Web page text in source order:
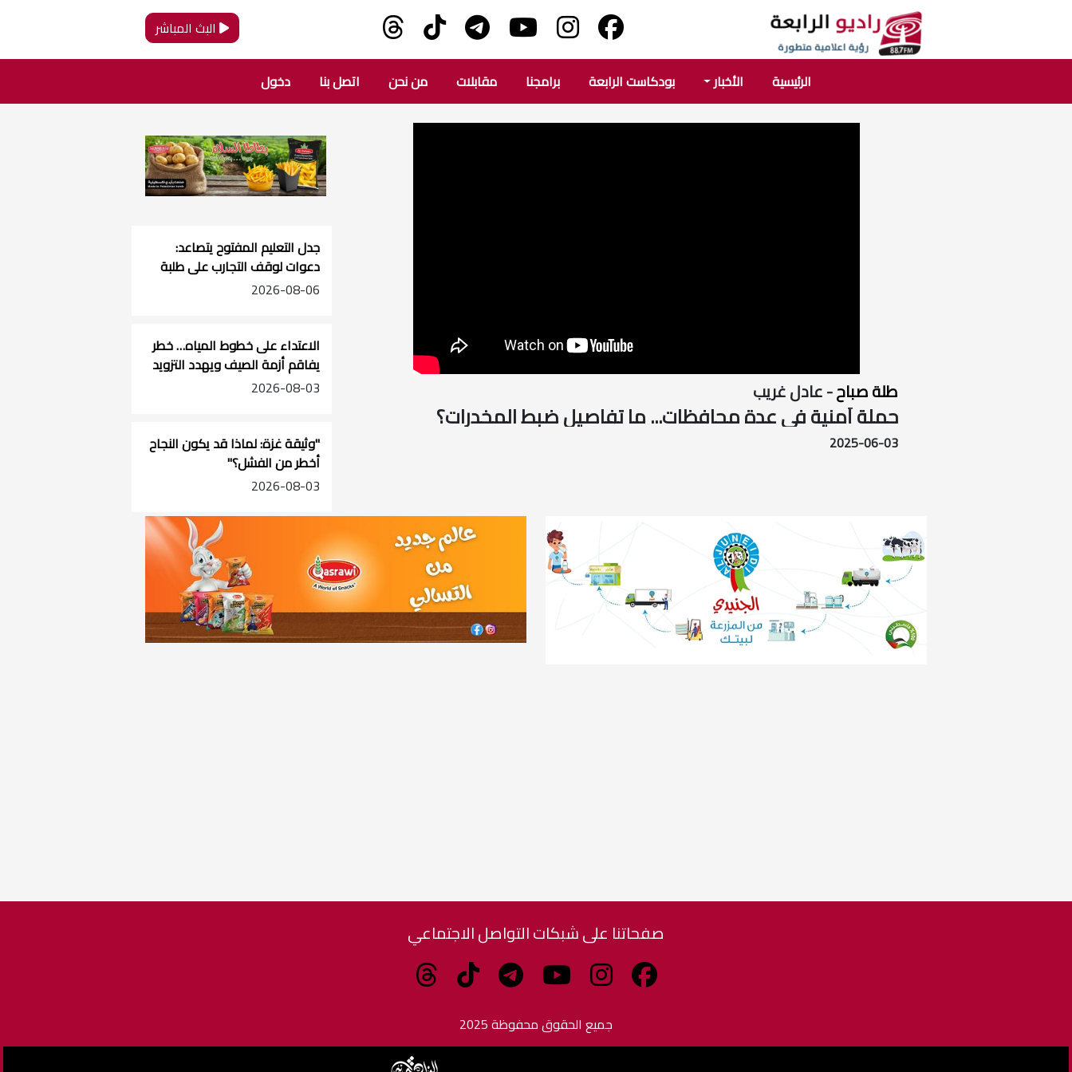
البث المباشر
الرئيسية الأخبار بودكاست الرابعة برامجنا مقابلات من نحن اتصل بنا دخول
طلة صباح- عادل غريب
حملة أمنية في عدة محافظات... ما تفاصيل ضبط المخدرات؟
2025-06-03
جدل التعليم المفتوح يتصاعد:
دعوات لوقف التجارب على طلبة
الصفوف الأساسية
2026-08-06
الاعتداء على خطوط المياه… خطر
يفاقم أزمة الصيف ويهدد التزويد
في جنوب الضفة
2026-08-03
"وثيقة غزة: لماذا قد يكون النجاح
أخطر من الفشل؟"
2026-08-03
صفحاتنا على شبكات التواصل الاجتماعي
جميع الحقوق محفوظة 2025